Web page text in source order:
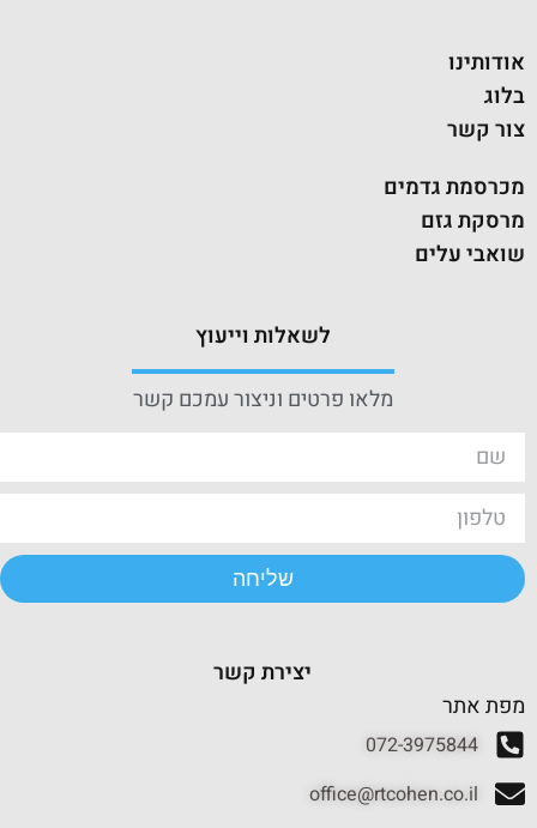
אודותינו
בלוג
צור קשר
מכרסמת גדמים
מרסקת גזם
שואבי עלים
לשאלות וייעוץ
מלאו פרטים וניצור עמכם קשר
שליחה
יצירת קשר
מפת אתר
072-3975844
office@rtcohen.co.il